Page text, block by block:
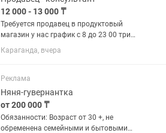
12 000 - 13 000 ₸
Требуется продавец в продуктовый
магазин у нас график с 8 до 23 00 три
через три или два через два.Зп от
13000 выход стажировка пару дней
проживание на юго-востоке...
Караганда, вчера
Реклама
Няня-гувернантка
от 200 000 ₸
Обязанности: Возраст от 30 +, не
обременена семейными и бытовыми